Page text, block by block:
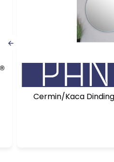
Cermin/Kaca